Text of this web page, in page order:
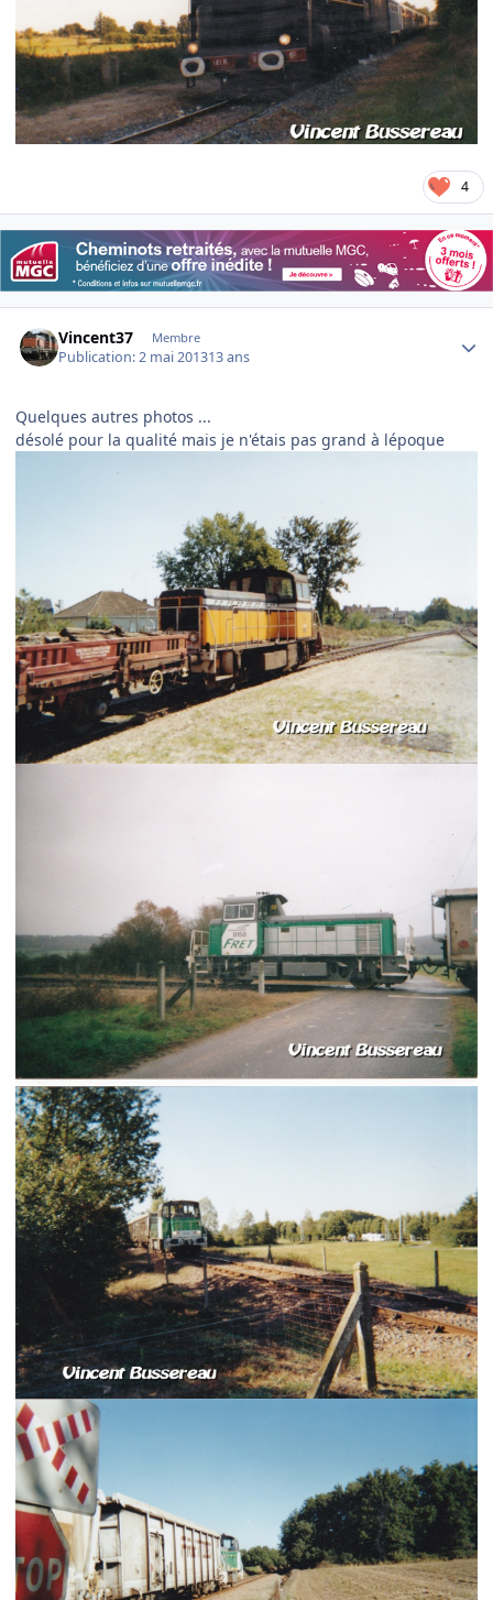
4
Vincent37 Membre
Publication:2 mai 201313 ans
Quelques autres photos ...
désolé pour la qualité mais je n'étais pas grand à lépoque